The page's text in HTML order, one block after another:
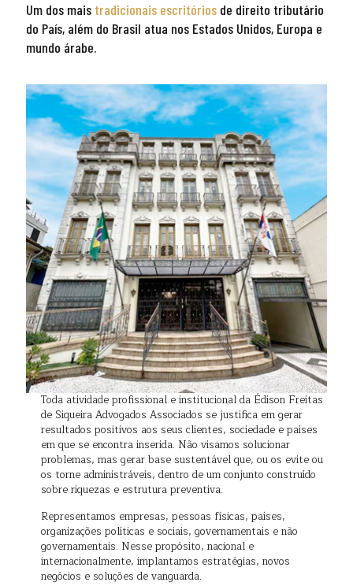
Um dos mais tradicionais escritórios de direito tributário
do País, além do Brasil atua nos Estados Unidos, Europa e
mundo árabe.
Toda atividade profissional e institucional da Édison Freitas
de Siqueira Advogados Associados se justifica em gerar
resultados positivos aos seus clientes, sociedade e países
em que se encontra inserida. Não visamos solucionar
problemas, mas gerar base sustentável que, ou os evite ou
os torne administráveis, dentro de um conjunto construído
sobre riquezas e estrutura preventiva.
Representamos empresas, pessoas físicas, países,
organizações políticas e sociais, governamentais e não
governamentais. Nesse propósito, nacional e
internacionalmente, implantamos estratégias, novos
negócios e soluções de vanguarda.